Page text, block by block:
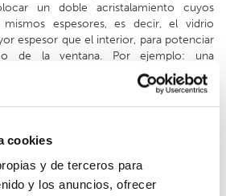
cookies
y de terceros para
y los anuncios, ofrecer
un doble acristalamiento cuyos
espesores, es decir, el vidrio
espesor que el interior, para potenciar
de la ventana. Por ejemplo: una
mejor atenuación acústica que un
espesor de los cristales y mayor
de cristal suele oscilar entre los 6 y los
elegir una composición con un